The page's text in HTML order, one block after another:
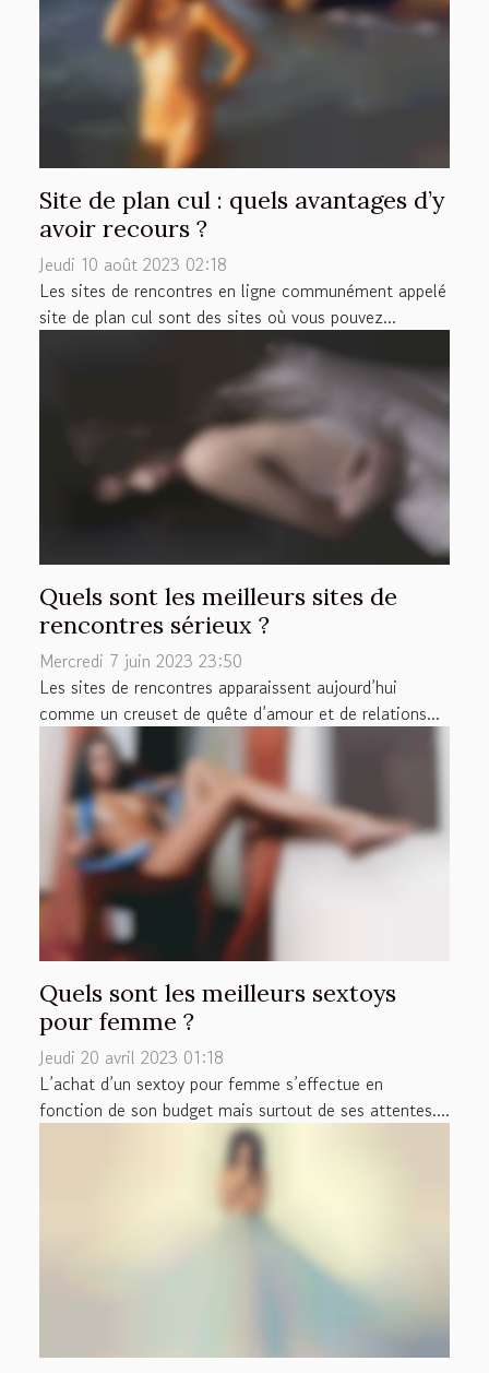
Site de plan cul : quels avantages d’y
avoir recours ?
Jeudi 10 août 2023 02:18
Les sites de rencontres en ligne communément appelé
site de plan cul sont des sites où vous pouvez...
Quels sont les meilleurs sites de
rencontres sérieux ?
Mercredi 7 juin 2023 23:50
Les sites de rencontres apparaissent aujourd’hui
comme un creuset de quête d’amour et de relations...
Quels sont les meilleurs sextoys
pour femme ?
Jeudi 20 avril 2023 01:18
L’achat d’un sextoy pour femme s’effectue en
fonction de son budget mais surtout de ses attentes....